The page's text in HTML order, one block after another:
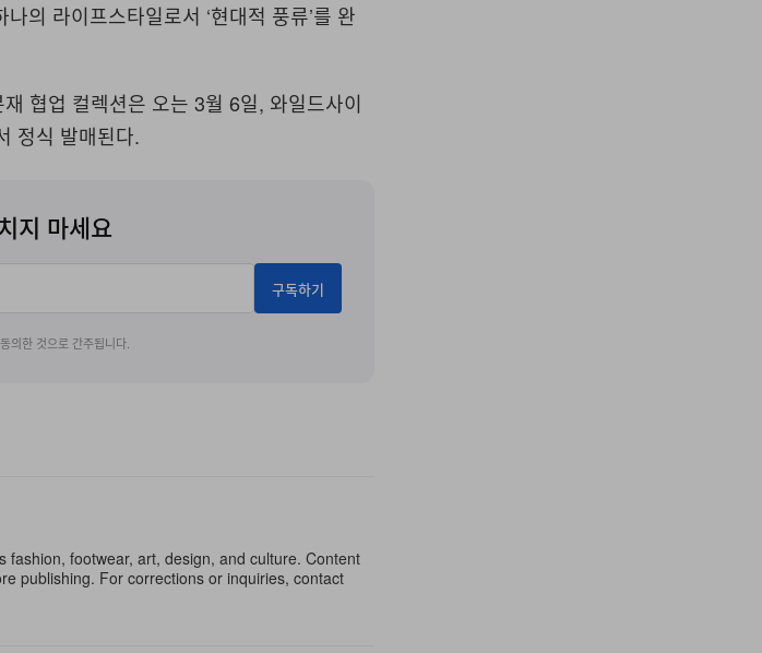
의 라이프스타일로서 ‘현대적 풍류’를 완
협업 컬렉션은 오는 3월 6일, 와일드사이
정식 발매된다.
지 마세요
구독하기
의한 것으로 간주됩니다.
footwear, art, design, and culture. Content
publishing. For corrections or inquiries, contact